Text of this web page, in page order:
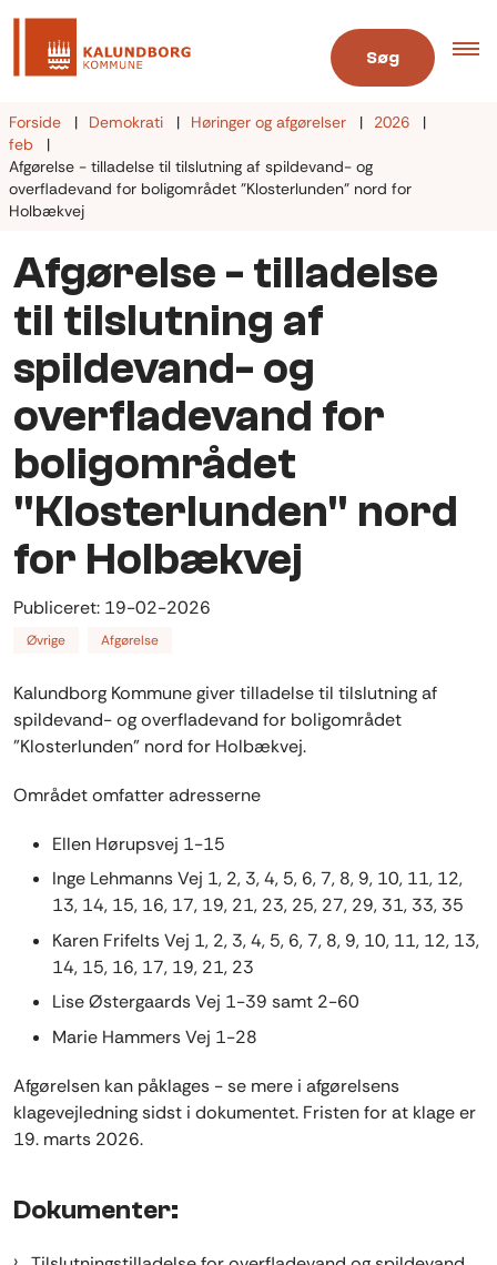
Søg
Forside Demokrati Høringer og afgørelser
2026
feb
Afgørelse - tilladelse til tilslutning af spildevand- og
overfladevand for boligområdet "Klosterlunden" nord for
Holbækvej
Afgørelse - tilladelse
til tilslutning af
spildevand- og
overfladevand for
boligområdet
"Klosterlunden" nord
for Holbækvej
Publiceret: 19-02-2026
Øvrige Afgørelse
Kalundborg Kommune giver tilladelse til tilslutning af
spildevand- og overfladevand for boligområdet
"Klosterlunden" nord for Holbækvej.
Området omfatter adresserne
Ellen Hørupsvej 1-15
Inge Lehmanns Vej 1, 2, 3, 4, 5, 6, 7, 8, 9, 10, 11, 12,
13, 14, 15, 16, 17, 19, 21, 23, 25, 27, 29, 31, 33, 35
Karen Frifelts Vej 1, 2, 3, 4, 5, 6, 7, 8, 9, 10, 11, 12, 13,
14, 15, 16, 17, 19, 21, 23
Lise Østergaards Vej 1-39 samt 2-60
Marie Hammers Vej 1-28
Afgørelsen kan påklages - se mere i afgørelsens
klagevejledning sidst i dokumentet. Fristen for at klage er
19. marts 2026.
Dokumenter: